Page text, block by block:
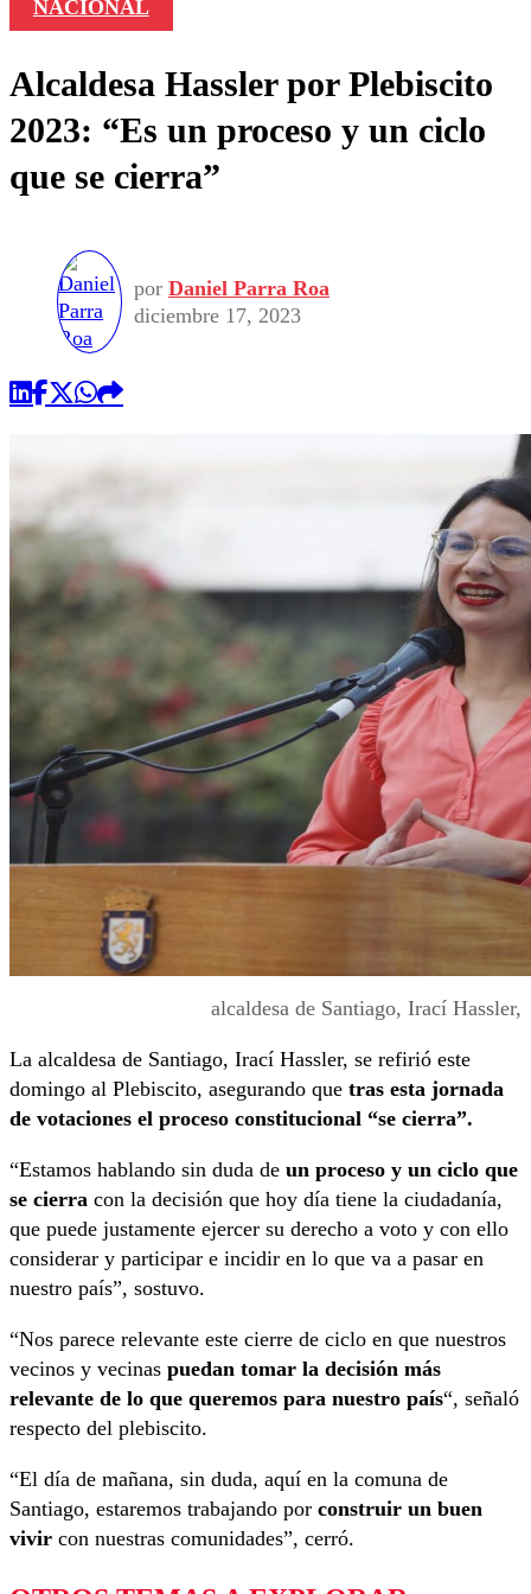
NACIONAL
Alcaldesa Hassler por Plebiscito
2023: “Es un proceso y un ciclo
que se cierra”
por Daniel Parra Roa
diciembre 17, 2023
alcaldesa de Santiago, Irací Hassler,
La alcaldesa de Santiago, Irací Hassler, se refirió este
domingo al Plebiscito, asegurando que tras esta jornada
de votaciones el proceso constitucional “se cierra”.
“Estamos hablando sin duda de un proceso y un ciclo que
se cierra con la decisión que hoy día tiene la ciudadanía,
que puede justamente ejercer su derecho a voto y con ello
considerar y participar e incidir en lo que va a pasar en
nuestro país”, sostuvo.
“Nos parece relevante este cierre de ciclo en que nuestros
vecinos y vecinas puedan tomar la decisión más
relevante de lo que queremos para nuestro país“, señaló
respecto del plebiscito.
“El día de mañana, sin duda, aquí en la comuna de
Santiago, estaremos trabajando por construir un buen
vivir con nuestras comunidades”, cerró.